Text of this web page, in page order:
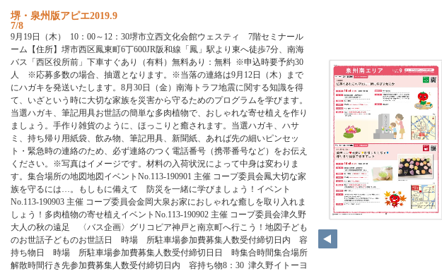
6
堺・泉州版アピエ2019.9
7/8
9月19日（木） 10：00～12：30堺市立西文化会館ウェスティ 7階セミナール
ーム【住所】堺市西区鳳東町6丁600JR阪和線「鳳」駅より東へ徒歩7分、南海
バス「西区役所前」下車すぐあり（有料）無料あり：無料 ※申込時要予約30
人 ※応募多数の場合、抽選となります。※当落の連絡は9月12日（木）まで
にハガキを発送いたします。8月30日（金）南海トラフ地震に関する知識を得
て、いざという時に大切な家族を災害から守るためのプログラムを学びます。
当選ハガキ、筆記用具お世話の簡単な多肉植物で、おしゃれな寄せ植えを作り
ましょう。手作り雑貨のように、ほっこりと癒されます。当選ハガキ、ハサ
ミ、持ち帰り用紙袋、飲み物、筆記用具、新聞紙、あれば先の細いピンセッ
ト・緊急時の連絡のため、必ず連絡のつく電話番号（携帯番号など）をお伝え
ください。※写真はイメージです。材料の入荷状況によって中身は変わりま
す。集合場所の地図地図イベントNo.113-190901 主催 コープ委員会鳳大切な家
族を守るには…。もしもに備えて 防災を一緒に学びましょう！イベント
No.113-190903 主催 コープ委員会金岡大泉お家におしゃれな癒しを取り入れま
しょう！多肉植物の寄せ植えイベントNo.113-190902 主催 コープ委員会津久野
大人の秋の遠足 〈バス企画〉グリコピア神戸と南京町へ行こう！地図子ども
のお世話子どものお世話日 時場 所駐車場参加費募集人数受付締切日内 容
持ち物日 時場 所駐車場参加費募集人数受付締切日日 時集合時間集合場所
解散時間行き先参加費募集人数受付締切日内 容持ち物8：30 津久野イトーヨ